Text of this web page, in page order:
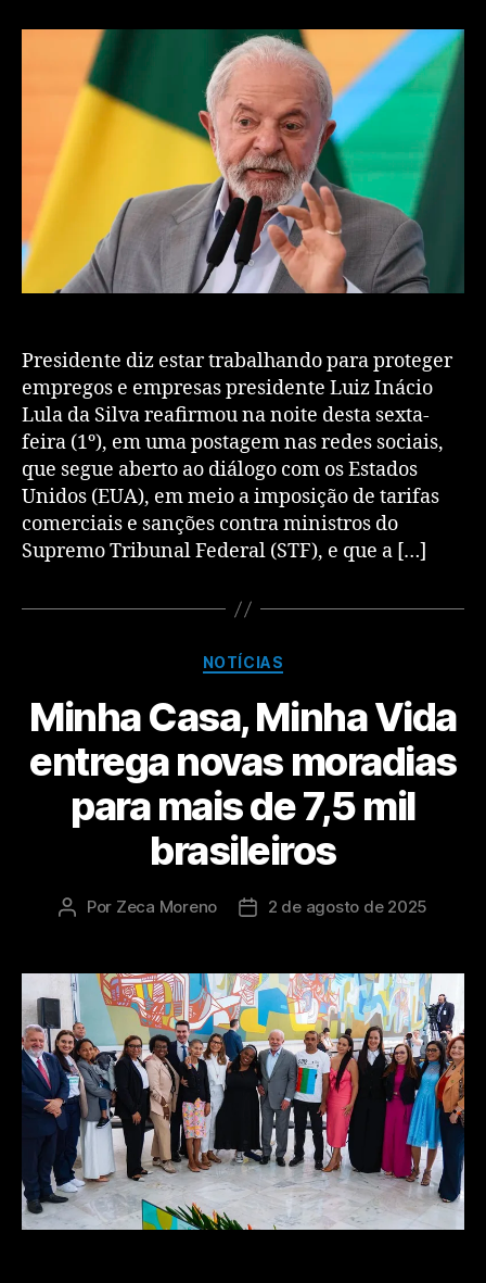
Presidente diz estar trabalhando para proteger
empregos e empresas presidente Luiz Inácio
Lula da Silva reafirmou na noite desta sexta-
feira (1º), em uma postagem nas redes sociais,
que segue aberto ao diálogo com os Estados
Unidos (EUA), em meio a imposição de tarifas
comerciais e sanções contra ministros do
Supremo Tribunal Federal (STF), e que a […]
NOTÍCIAS
Minha Casa, Minha Vida
entrega novas moradias
para mais de 7,5 mil
brasileiros
Por Zeca Moreno 2 de agosto de 2025